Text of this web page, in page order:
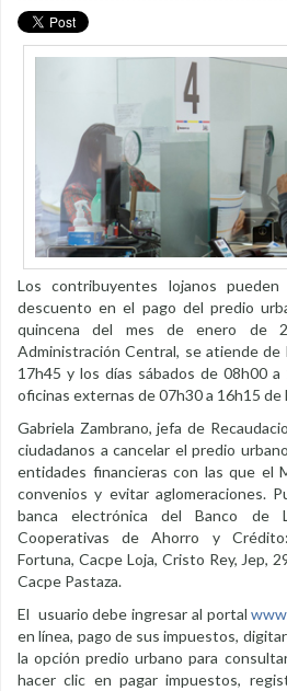
Los contribuyentes lojanos
descuento en el pago del predio
quincena del mes de enero de
Administración Central, se atiende de
17h45 y los días sábados de 08h00
oficinas externas de 07h30 a 16h15 de
Gabriela Zambrano, jefa de
ciudadanos a cancelar el predio
entidades financieras con las que el
convenios y evitar aglomeraciones.
banca electrónica del Banco de
Cooperativas de Ahorro y Crédito:
Fortuna, Cacpe Loja, Cristo Rey, Jep,
Cacpe Pastaza.
El usuario debe ingresar al portal
en línea, pago de sus impuestos,
la opción predio urbano para
hacer clic en pagar impuestos,